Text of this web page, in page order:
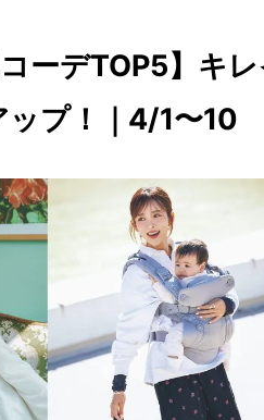
コーデTOP5】キ
ップ！｜4/1〜10